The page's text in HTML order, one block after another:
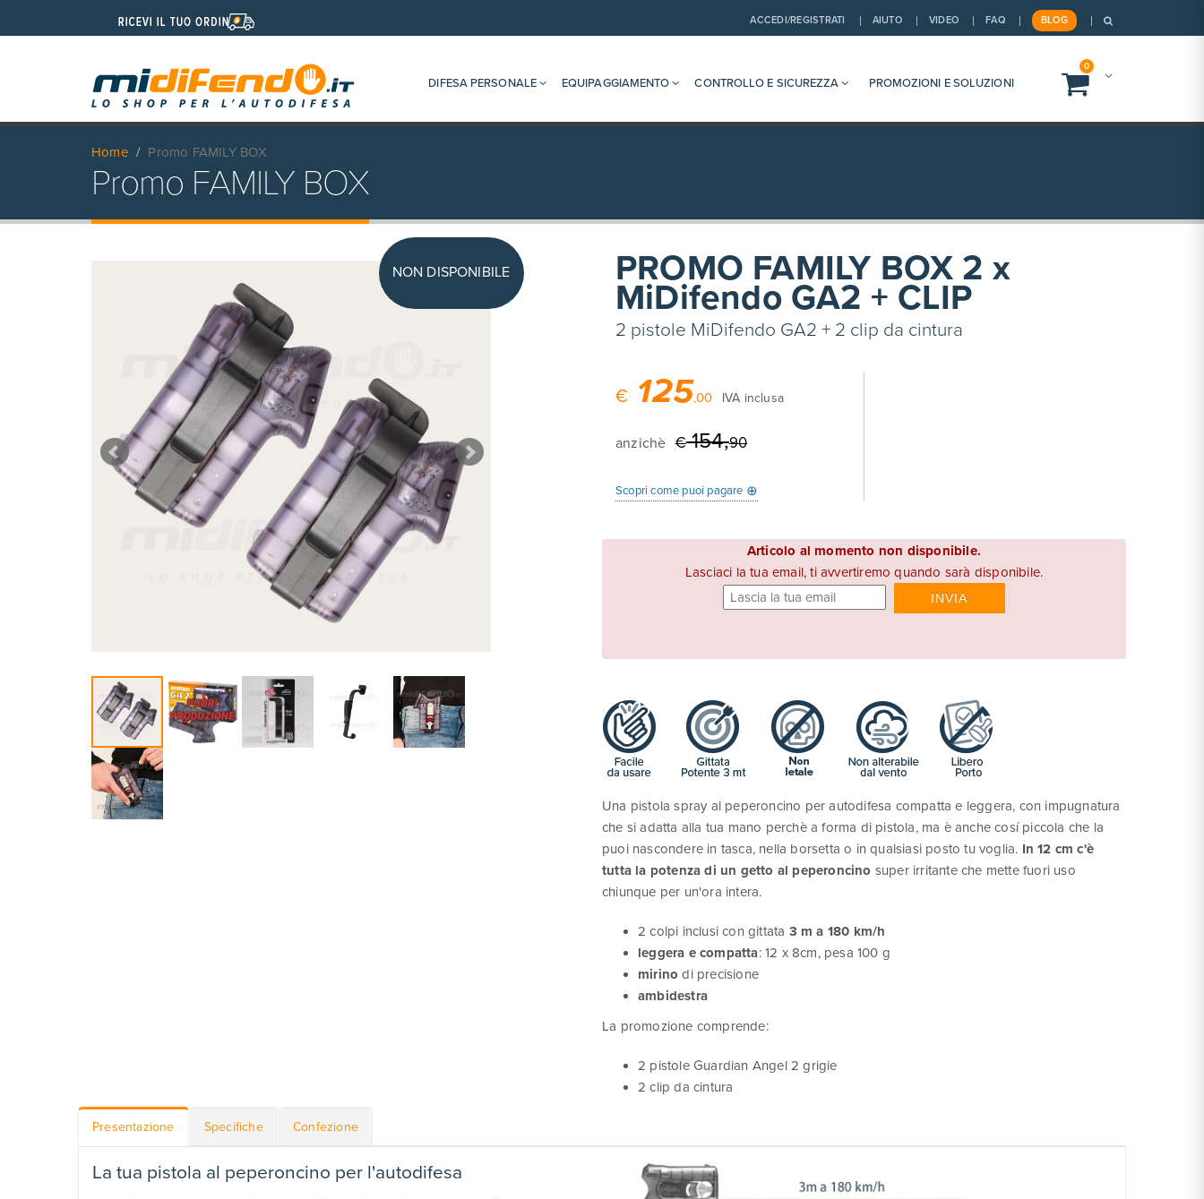
ACCEDI/REGISTRATI AIUTO VIDEO FAQ BLOG
DIFESA PERSONALE EQUIPAGGIAMENTO CONTROLLO E SICUREZZA PROMOZIONI E SOLUZIONI
0
Home Promo FAMILY BOX
Promo FAMILY BOX
NON DISPONIBILE PROMO FAMILY BOX 2 x
MiDifendo GA2 + CLIP
2 pistole MiDifendo GA2 + 2 clip da cintura
€ 125,00 IVA inclusa
anzichè €154,90
Scopri come puoi pagare ⊕
Articolo al momento non disponibile.
Lasciaci la tua email, ti avvertiremo quando sarà disponibile.
Una pistola spray al peperoncino per autodifesa compatta e leggera, con impugnatura
che si adatta alla tua mano perchè a forma di pistola, ma è anche cosí piccola che la
puoi nascondere in tasca, nella borsetta o in qualsiasi posto tu voglia. In 12 cm c'è
tutta la potenza di un getto al peperoncino super irritante che mette fuori uso
chiunque per un'ora intera.
2 colpi inclusi con gittata 3 m a 180 km/h
leggera e compatta: 12 x 8cm, pesa 100 g
mirino di precisione
ambidestra
La promozione comprende:
2 pistole Guardian Angel 2 grigie
2 clip da cintura
Presentazione Specifiche Confezione
La tua pistola al peperoncino per l'autodifesa